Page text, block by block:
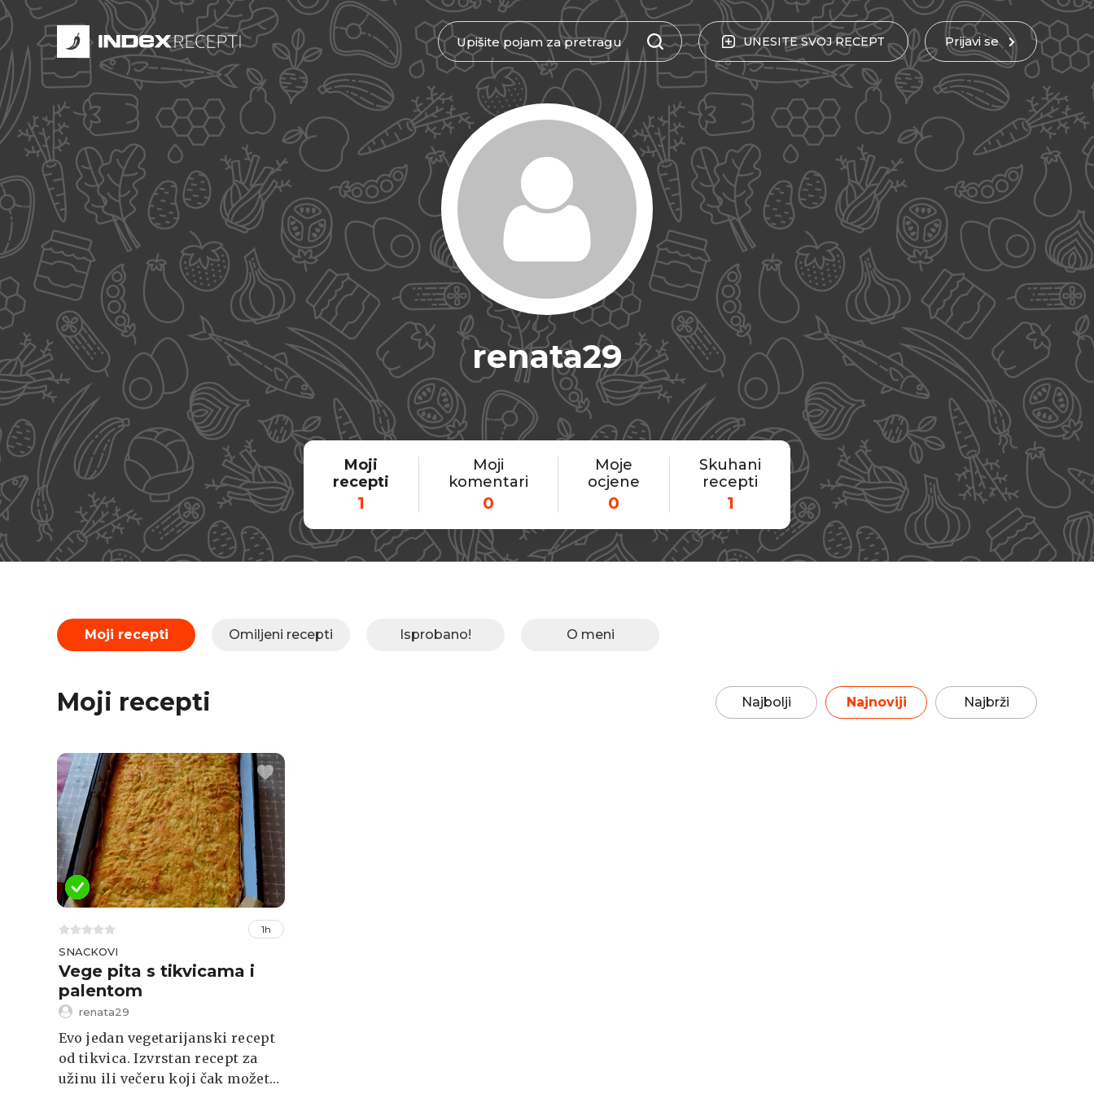
UNESITESVOJRECEPT Prijavi se
renata29
Moji
recepti
1
Moji
komentari
0
Moje
ocjene
0
Skuhani
recepti
1
Moji recepti Omiljeni recepti Isprobano! O meni
Moji recepti Najbolji Najnoviji Najbrži
1h
SNACKOVI
Vege pita s tikvicama i
palentom
renata29
Evo jedan vegetarijanski recept
od tikvica. Izvrstan recept za
užinu ili večeru koji čak možete